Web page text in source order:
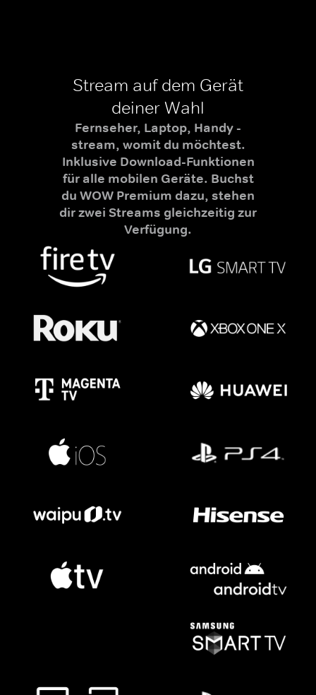
Stream auf dem Gerät
deiner Wahl
Fernseher, Laptop, Handy -
stream, womit du möchtest.
Inklusive Download-Funktionen
für alle mobilen Geräte. Buchst
du WOW Premium dazu, stehen
dir zwei Streams gleichzeitig zur
Verfügung.